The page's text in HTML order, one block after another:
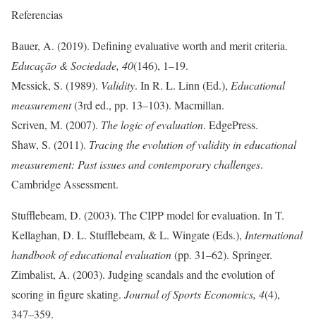
Referencias
Bauer, A. (2019). Defining evaluative worth and merit criteria.
Educação &Sociedade, 40(146), 1–19.
Messick, S. (1989). Validity. In R. L. Linn (Ed.), Educational
measurement(3rd ed., pp. 13–103). Macmillan.
Scriven, M. (2007). The logic of evaluation. EdgePress.
Shaw, S. (2011). Tracing the evolution of validity in educational
measurement: Past issues and contemporary challenges.
Cambridge Assessment.
Stufflebeam, D. (2003). The CIPP model for evaluation. In T.
Kellaghan, D. L. Stufflebeam, & L. Wingate (Eds.), International
handbook of educational evaluation(pp. 31–62). Springer.
Zimbalist, A. (2003). Judging scandals and the evolution of
scoring in figure skating. JournalofSports Economics, 4(4),
347–359.